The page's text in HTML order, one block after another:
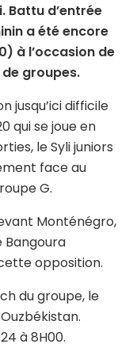
Battu d’entrée
a été encore
à l’occasion de
groupes.
jusqu’ici difficile
qui se joue en
le Syli juniors
face au
G.
Monténégro,
Bangoura
opposition.
du groupe, le
à 8H00.